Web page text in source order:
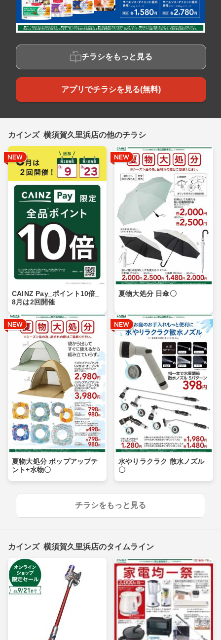
チラシをもっと見る
アプリでチラシを見る(無料)
カインズ 横須賀久里浜店の他のチラシ
CAINZ Pay_ポイント10倍_
8月は2回開催
夏物大処分 日傘〇
夏物大処分 ポップアップテ
ント+水物〇
水やりラクラク 散水ノズル
〇
チラシをもっと見る
カインズ 横須賀久里浜店のタイムライン